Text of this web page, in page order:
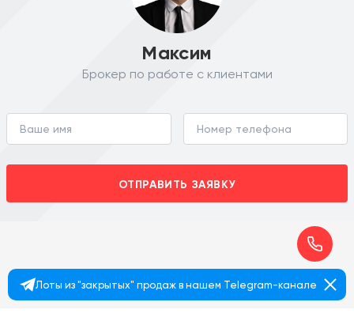
Максим
Брокер по работе с клиентами
ОТПРАВИТЬ ЗАЯВКУ
Лоты из "закрытых" продаж в нашем Telegram-канале